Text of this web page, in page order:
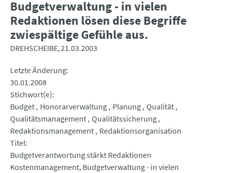
Budgetverwaltung - in vielen
Redaktionen lösen diese Begriffe
zwiespältige Gefühle aus.
DREHSCHEIBE 21.03.2003
Letzte Änderung
30.01.2008
Stichwort(e)
Budget Honorarverwaltung Planung Qualität
Qualitätsmanagement Qualitätssicherung
Redaktionsmanagement Redaktionsorganisation
Titel
Budgetverantwortung stärkt Redaktionen
Kostenmanagement, Budgetverwaltung - in vielen